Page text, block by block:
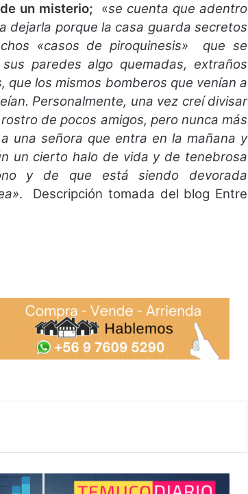
un misterio; «se cuenta que adentro
dejarla porque la casa guarda secretos
«casos de piroquinesis» que se
paredes algo quemadas, extraños
los mismos bomberos que venían a
Personalmente, una vez creí divisar
de pocos amigos, pero nunca más
una señora que entra en la mañana y
un cierto halo de vida y de tenebrosa
y de que está siendo devorada
. Descripción tomada del blog Entre